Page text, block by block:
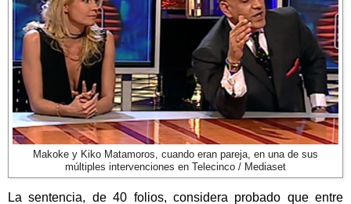
Makoke y Kiko Matamoros, cuando eran pareja, en una de sus
múltiples intervenciones en Telecinco / Mediaset
La sentencia, de 40 folios, considera probado que entre